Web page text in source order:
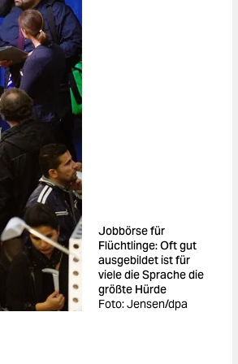
Jobbörse für
Flüchtlinge: Oft gut
ausgebildet ist für
viele die Sprache die
größte Hürde
Foto: Jensen/dpa